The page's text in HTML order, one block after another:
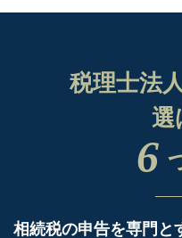
税理士法
選
6
相続税の申告を専門と